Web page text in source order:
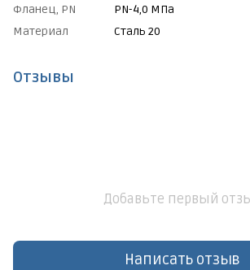
Фланец, PN
PN-4,0 МПа
Материал
Сталь 20
Отзывы
Добавьте первый
Написать отзыв